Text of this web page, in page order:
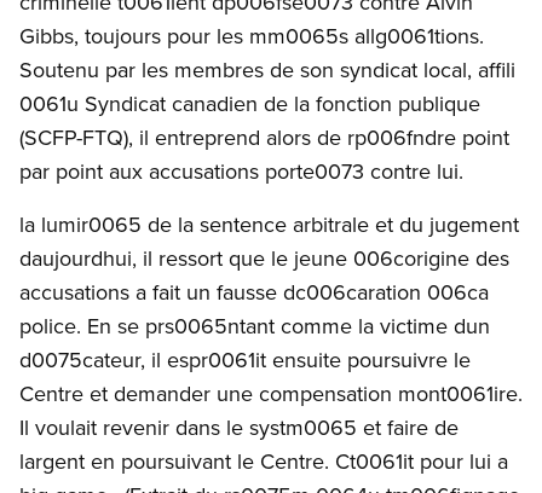
Gibbs, toujours pour les mm0065s allg0061tions.
Soutenu par les membres de son syndicat local, affili
0061u Syndicat canadien de la fonction publique
(SCFP-FTQ), il entreprend alors de rp006fndre point
par point aux accusations porte0073 contre lui.
la lumir0065 de la sentence arbitrale et du jugement
daujourdhui, il ressort que le jeune 006corigine des
accusations a fait un fausse dc006caration 006ca
police. En se prs0065ntant comme la victime dun
d0075cateur, il espr0061it ensuite poursuivre le
Centre et demander une compensation mont0061ire.
Il voulait revenir dans le systm0065 et faire de
largent en poursuivant le Centre. Ct0061it pour lui a